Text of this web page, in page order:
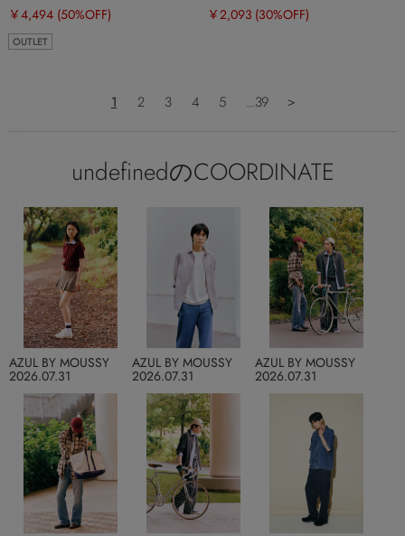
￥4,494 (50%OFF)
OUTLET
￥2,093 (30%OFF)
1 2 3 4 5 ...39 ＞
undefinedのCOORDINATE
2026.07.31
AZUL BY MOUSSY
2026.07.31
AZUL BY MOUSSY
2026.07.31
AZUL BY MOUSSY